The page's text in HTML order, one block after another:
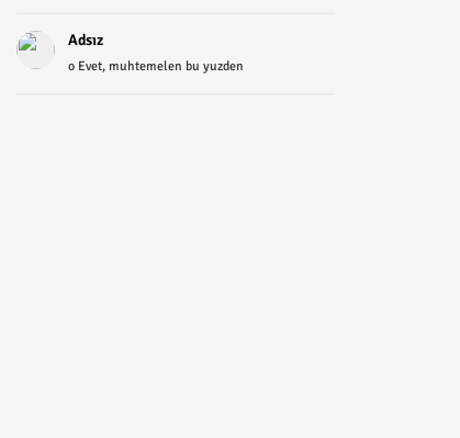
Adsız
o Evet, muhtemelen bu yuzden